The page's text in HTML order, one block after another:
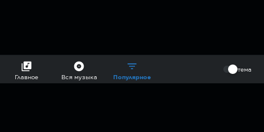
Главное Вся музыка Популярное
тема